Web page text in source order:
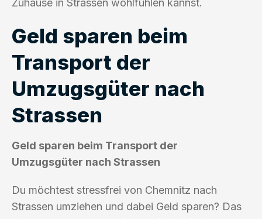
Zuhause in Strassen wohlfühlen kannst.
Geld sparen beim
Transport der
Umzugsgüter nach
Strassen
Geld sparen beim Transport der
Umzugsgüter nach Strassen
Du möchtest stressfrei von Chemnitz nach
Strassen umziehen und dabei Geld sparen? Das